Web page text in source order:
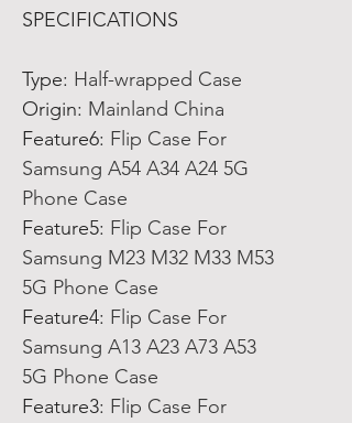
SPECIFICATIONS
Type: Half-wrapped Case
Origin: Mainland China
Feature6: Flip Case For
Samsung A54 A34 A24 5G
Phone Case
Feature5: Flip Case For
Samsung M23 M32 M33 M53
5G Phone Case
Feature4: Flip Case For
Samsung A13 A23 A73 A53
5G Phone Case
Feature3: Flip Case For